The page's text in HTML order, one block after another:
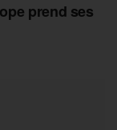
prend ses